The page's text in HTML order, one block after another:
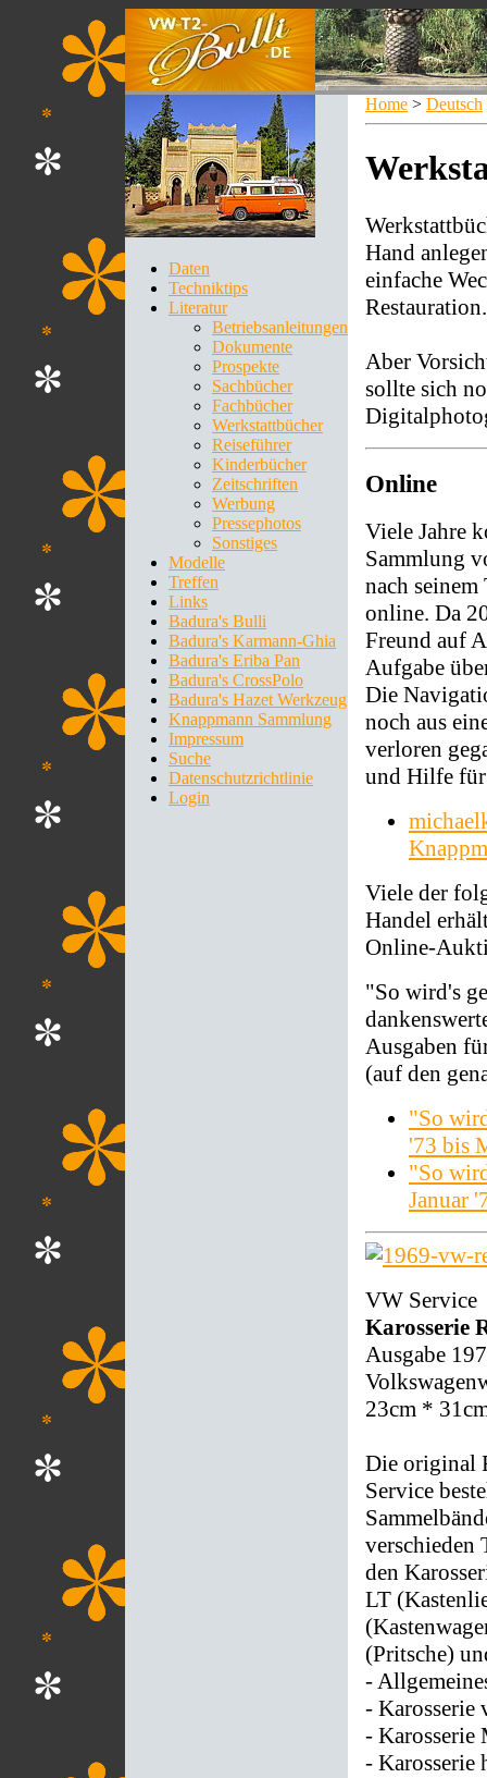
Daten
Techniktips
Literatur
Betriebsanleitungen
Dokumente
Prospekte
Sachbücher
Fachbücher
Werkstattbücher
Reiseführer
Kinderbücher
Zeitschriften
Werbung
Pressephotos
Sonstiges
Modelle
Treffen
Links
Badura's Bulli
Badura's Karmann-Ghia
Badura's Eriba Pan
Badura's CrossPolo
Badura's Hazet Werkzeug
Knappmann Sammlung
Impressum
Suche
Datenschutzrichtlinie
Login
Home > Deutsch
Hand
einfache
Restauration.
Aber
sollte sich
Online
Viele Jahre
Sammlung
nach
online. Da
Freund auf
Aufgabe
Die
noch aus
verloren
und Hilfe
Viele der
Handel
Online-
"So wird's
Ausgaben
(auf den
"So
'73 bis
"So
Januar
VW Service
Karosserie
Ausgabe
23cm *
Die original
Service
verschieden
den
LT
(Pritsche)
-
- Karosserie
- Karosserie
- Karosserie